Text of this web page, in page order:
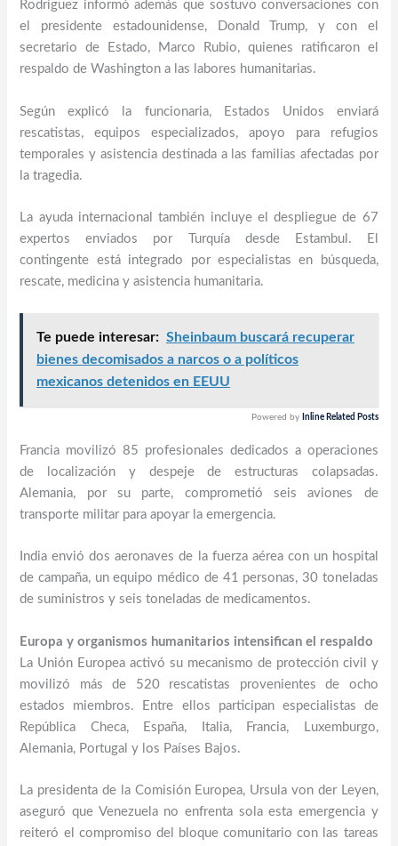
Rodríguez informó además que sostuvo conversaciones con
el presidente estadounidense, Donald Trump, y con el
secretario de Estado, Marco Rubio, quienes ratificaron el
respaldo de Washington a las labores humanitarias.
Según explicó la funcionaria, Estados Unidos enviará
rescatistas, equipos especializados, apoyo para refugios
temporales y asistencia destinada a las familias afectadas por
la tragedia.
La ayuda internacional también incluye el despliegue de 67
expertos enviados por Turquía desde Estambul. El
contingente está integrado por especialistas en búsqueda,
rescate, medicina y asistencia humanitaria.
Te puede interesar: Sheinbaum buscará recuperar
bienes decomisados a narcos o a políticos
mexicanos detenidos en EEUU
Powered by Inline Related Posts
Francia movilizó 85 profesionales dedicados a operaciones
de localización y despeje de estructuras colapsadas.
Alemania, por su parte, comprometió seis aviones de
transporte militar para apoyar la emergencia.
India envió dos aeronaves de la fuerza aérea con un hospital
de campaña, un equipo médico de 41 personas, 30 toneladas
de suministros y seis toneladas de medicamentos.
Europa y organismos humanitarios intensifican el respaldo
La Unión Europea activó su mecanismo de protección civil y
movilizó más de 520 rescatistas provenientes de ocho
estados miembros. Entre ellos participan especialistas de
República Checa, España, Italia, Francia, Luxemburgo,
Alemania, Portugal y los Países Bajos.
La presidenta de la Comisión Europea, Ursula von der Leyen,
aseguró que Venezuela no enfrenta sola esta emergencia y
reiteró el compromiso del bloque comunitario con las tareas